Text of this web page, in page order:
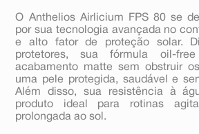
O Anthelios Airlicium FPS 80 se
por sua tecnologia avançada no
e alto fator de proteção solar.
protetores, sua fórmula oil-
acabamento matte sem obstruir
uma pele protegida, saudável e
Além disso, sua resistência à
produto ideal para rotinas
prolongada ao sol.